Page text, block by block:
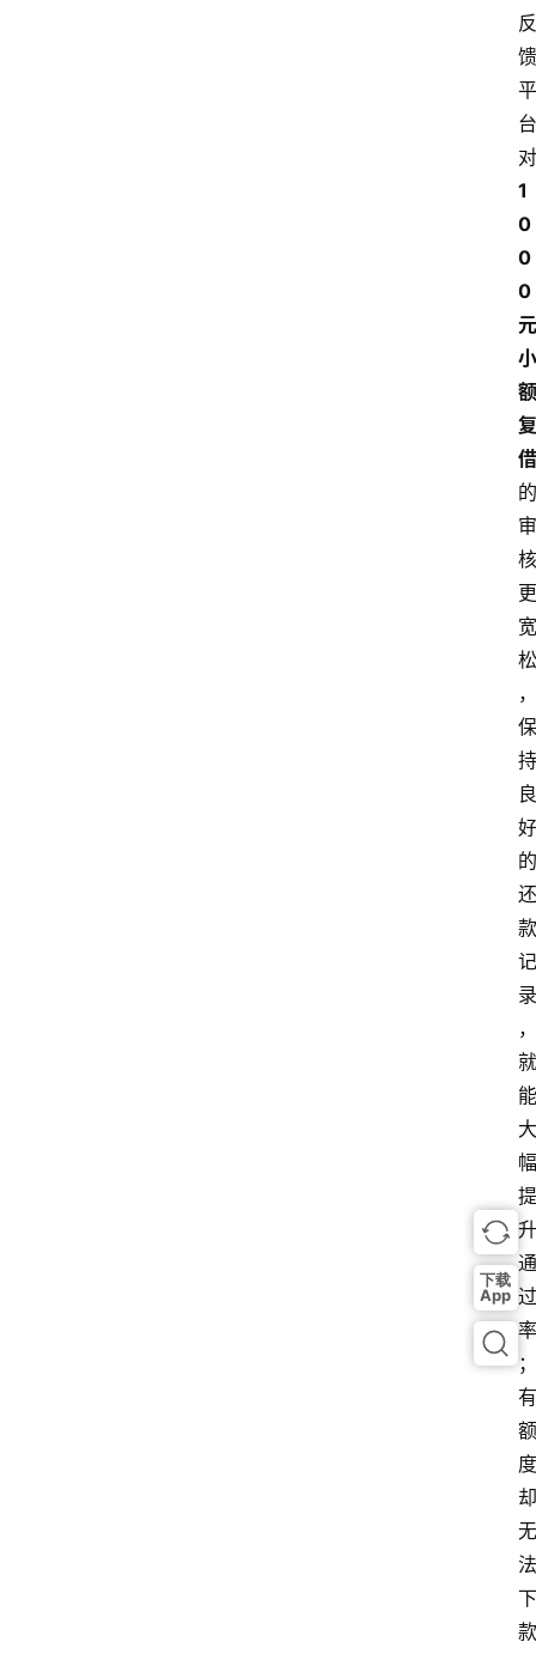
反
馈
平
台
对
1
0
0
0
元
小
额
复
借
的
审
核
更
宽
松
，
保
持
良
好
的
还
款
记
录
，
就
能
大
幅
提
升
通
过
率
；
有
额
度
却
无
法
下
款
下载
App